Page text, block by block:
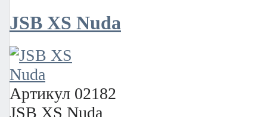
JSB XS Nuda
Артикул 02182
JSB XS Nuda